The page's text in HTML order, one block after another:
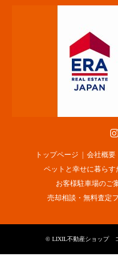
トップページ 会社概要
ペットと幸せに暮らす
お客様駐車場のご
売却相談・無料査定
© LIXIL不動産ショップ